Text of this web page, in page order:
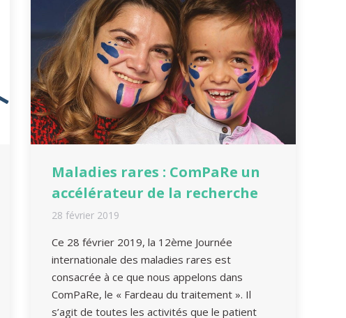
Maladies rares : ComPaRe un
accélérateur de la recherche
28 février 2019
Ce 28 février 2019, la 12ème Journée
internationale des maladies rares est
consacrée à ce que nous appelons dans
ComPaRe, le « Fardeau du traitement ». Il
s’agit de toutes les activités que le patient